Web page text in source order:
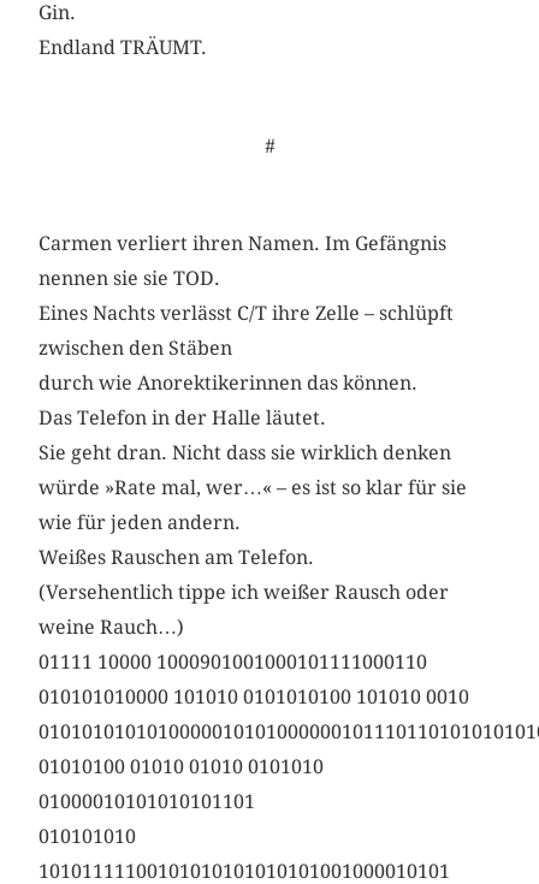
Gin.
Endland TRÄUMT.
#
Carmen verliert ihren Namen. Im Gefängnis
nennen sie sie TOD.
Eines Nachts verlässt C/T ihre Zelle – schlüpft
zwischen den Stäben
durch wie Anorektikerinnen das können.
Das Telefon in der Halle läutet.
Sie geht dran. Nicht dass sie wirklich denken
würde »Rate mal, wer…« – es ist so klar für sie
wie für jeden andern.
Weißes Rauschen am Telefon.
(Versehentlich tippe ich weißer Rausch oder
weine Rauch…)
01111 10000 1000901001000101111000110
010101010000 101010 0101010100 101010 0010
01010100 01010 01010 0101010
01000010101010101101
010101010
10101111100101010101010101001000010101